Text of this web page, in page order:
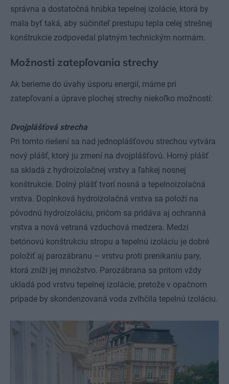
správna a dostatočná hrúbka tepelnej izolácie, ktorá by
mala byť taká, aby súčiniteľ prestupu tepla celej strešnej
konštrukcie zodpovedal platným technickým normám.
Možnosti zatepľovania strechy
Ak berieme do úvahy úsporu energií, máme pri
zatepľovaní a úprave plochej strechy niekoľko možností:
Dvojplášťová strecha
Pri tomto riešení sa nad jednoplášťovou strechou vytvára
nový plášť, ktorý ju zmení na dvojplášťovú. Horný plášť
sa skladá z hydroizolačnej vrstvy a ľahkej nosnej
konštrukcie. Dolný plášť tvorí nosná a tepelnoizolačná
vrstva. Doplnková hydroizolačná vrstva sa položí na
pôvodnú hydroizoláciu, pričom sa pridáva aj ochranná
vrstva a nová vetraná vzduchová medzera. Medzi
betónovú konštrukciu stropu a tepelnú izoláciu je dobré
položiť aj parozábranu – vrstvu proti prenikaniu pary,
ktorá zníži jej množstvo. Parozábrana sa pritom vždy
ukladá pod vrstvu tepelnej izolácie, pretože v opačnom
prípade by skondenzovaná voda zvlhčila tepelnú izoláciu.